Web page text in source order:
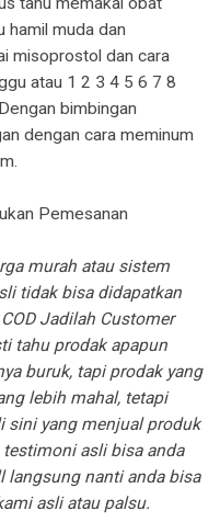
hamil muda dan
misoprostol dan cara
atau 1 2 3 4 5 6 7 8
bimbingan
dengan cara meminum
Pemesanan
murah atau sistem
tidak bisa didapatkan
Jadilah Customer
tahu prodak apapun
buruk, tapi prodak yang
lebih mahal, tetapi
sini yang menjual produk
asli bisa anda
langsung nanti anda bisa
asli atau palsu.